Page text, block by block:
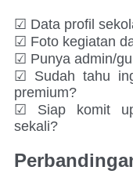
☑ Data profil
☑ Foto kegiatan
☑ Punya admin/
☑ Sudah tahu
premium?
☑ Siap komit
sekali?